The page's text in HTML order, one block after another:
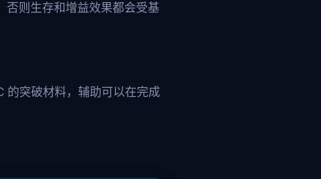
则生存和增益效果都会受基
的突破材料，辅助可以在完成